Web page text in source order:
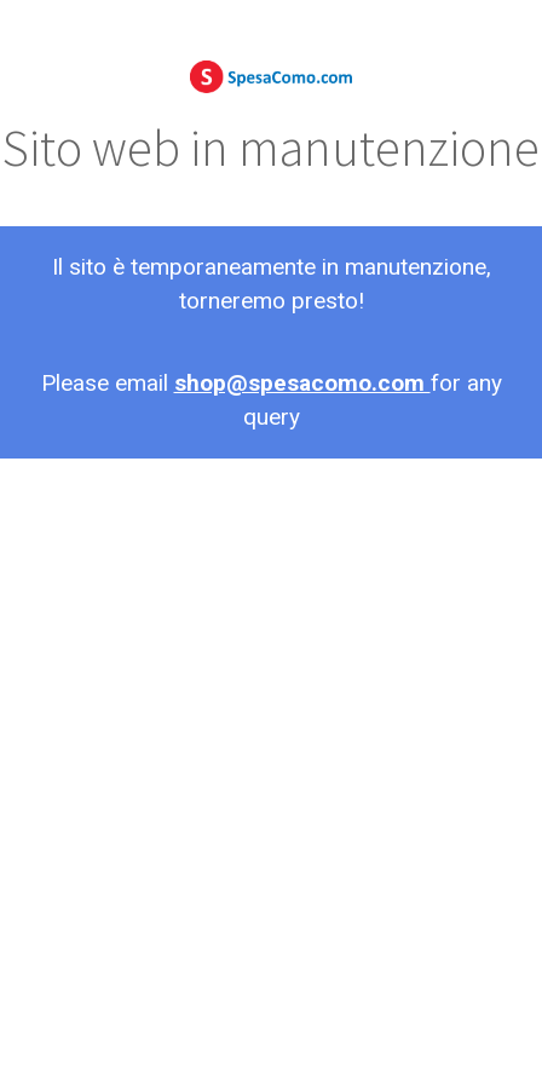
Sito web in manutenzione
Il sito è temporaneamente in manutenzione,
torneremo presto!
Please email shop@spesacomo.com for any
query